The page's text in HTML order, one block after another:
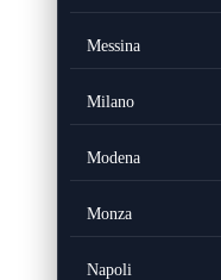
Messina
Milano
Modena
Monza
Napoli